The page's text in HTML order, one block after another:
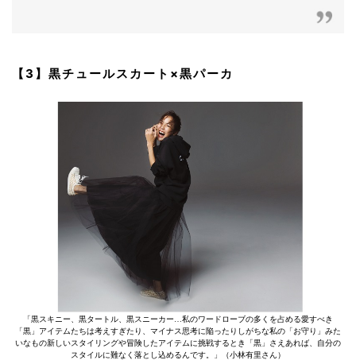
【3】黒チュールスカート×黒パーカ
「黒スキニー、黒タートル、黒スニーカー…私のワードローブの多くを占める愛すべき
「黒」アイテムたちは考えすぎたり、マイナス思考に陥ったりしがちな私の「お守り」みた
いなもの新しいスタイリングや冒険したアイテムに挑戦するとき「黒」さえあれば、自分の
スタイルに難なく落とし込めるんです。」（小林有里さん）